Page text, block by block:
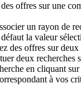
offres sur une
un rayon de
la valeur
des offres sur
deux recherches
en cliquant
à vos